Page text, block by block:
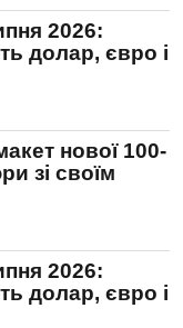
2026:
долар, євро і
нової 100-
зі своїм
2026:
долар, євро і